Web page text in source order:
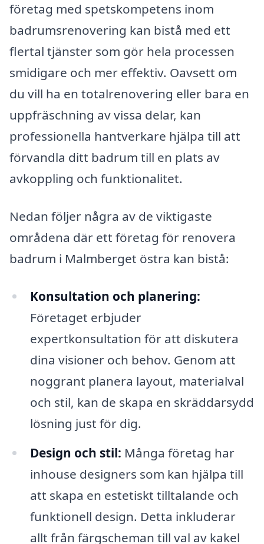
företag med spetskompetens inom
badrumsrenovering kan bistå med ett
flertal tjänster som gör hela processen
smidigare och mer effektiv. Oavsett om
du vill ha en totalrenovering eller bara en
uppfräschning av vissa delar, kan
professionella hantverkare hjälpa till att
förvandla ditt badrum till en plats av
avkoppling och funktionalitet.
Nedan följer några av de viktigaste
områdena där ett företag för renovera
badrum i Malmberget östra kan bistå:
Konsultation och planering:
Företaget erbjuder
expertkonsultation för att diskutera
dina visioner och behov. Genom att
noggrant planera layout, materialval
och stil, kan de skapa en skräddarsydd
lösning just för dig.
Design och stil: Många företag har
inhouse designers som kan hjälpa till
att skapa en estetiskt tilltalande och
funktionell design. Detta inkluderar
allt från färgscheman till val av kakel